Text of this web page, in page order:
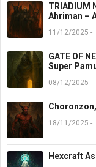
TRIADIUM
Ahriman –
11/12/2025 -
GATE OF
Super
08/12/2025 -
18/11/2025 -
Hexcraft